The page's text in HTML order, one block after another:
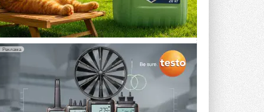
«ЦОД-2026»
Мероприятие пройдет 2-3 сентября в
отеле Radisson Slavyanskaya. Форум
посетит более двух тысяч участников ...
ВЧЕРА
Китайская Shenling представила
линейку тепловых насосов
«воздух-вода» на R290
Серия ThermaX R290 All-In-One
включает три модели ...
Реклама